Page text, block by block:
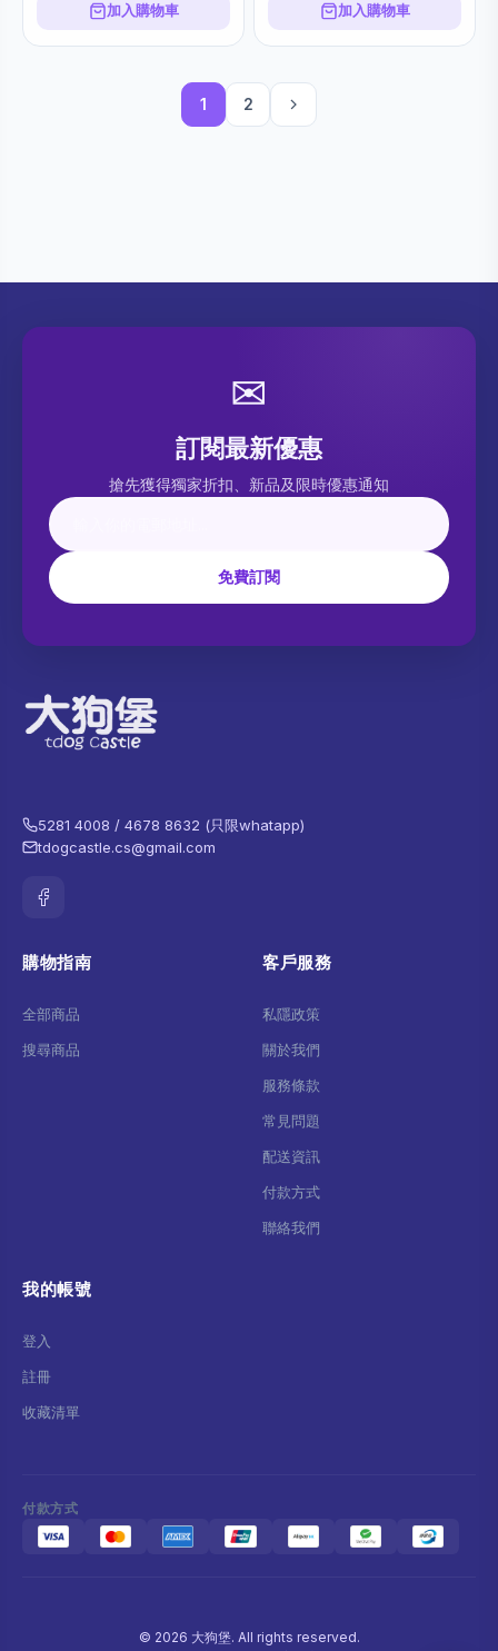
加入購物車 加入購物車
1 2
✉
訂閱最新優惠
搶先獲得獨家折扣、新品及限時優惠通知
免費訂閱
5281 4008 / 4678 8632 (只限whatapp)
tdogcastle.cs@gmail.com
購物指南
全部商品
搜尋商品
客戶服務
私隱政策
關於我們
服務條款
常見問題
配送資訊
付款方式
聯絡我們
我的帳號
登入
註冊
收藏清單
付款方式
© 2026 大狗堡. All rights reserved.